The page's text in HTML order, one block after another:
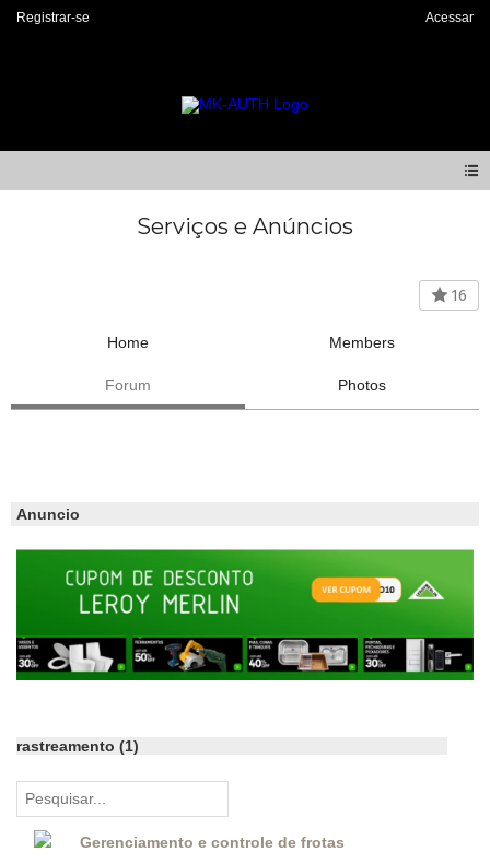
Registrar-se Acessar
Serviços e Anúncios
16
Home Members
Forum Photos
Anuncio
rastreamento (1)
Gerenciamento e controle de frotas